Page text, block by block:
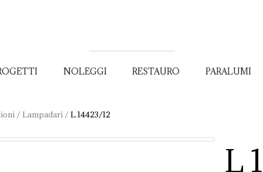
NOLEGGI RESTAURO PARALUMI
/Lampadari /L 14423/12
L